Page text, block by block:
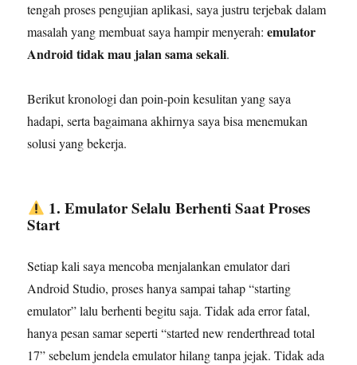
tengah proses pengujian aplikasi, saya justru terjebak dalam
masalah yang membuat saya hampir menyerah:emulator
Android tidak mau jalan sama sekali.
Berikut kronologi dan poin-poin kesulitan yang saya
hadapi, serta bagaimana akhirnya saya bisa menemukan
solusi yang bekerja.
1. Emulator Selalu Berhenti Saat Proses
Start
Setiap kali saya mencoba menjalankan emulator dari
Android Studio, proses hanya sampai tahap “starting
emulator” lalu berhenti begitu saja. Tidak ada error fatal,
hanya pesan samar seperti “started new renderthread total
17” sebelum jendela emulator hilang tanpa jejak. Tidak ada